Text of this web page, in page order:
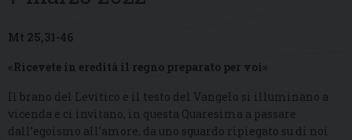
Mt 25,31-46
«Ricevete in eredità il regno preparato per voi»
Il brano del Levitico e il testo del Vangelo si illuminano a
vicenda e ci invitano, in questa Quaresima a passare
dall’egoismo all’amore, da uno sguardo ripiegato su di noi